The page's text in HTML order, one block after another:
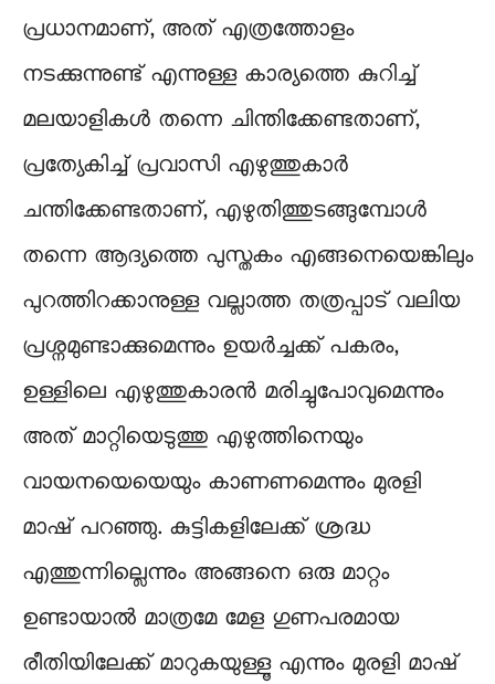
പ്രധാനമാണ്, അത് എത്രത്തോളം
നടക്കുന്നുണ്ട് എന്നുള്ള കാര്യത്തെ കുറിച്ച്
മലയാളികൾ തന്നെ ചിന്തിക്കേണ്ടതാണ്,
പ്രത്യേകിച്ച് പ്രവാസി എഴുത്തുകാർ
ചന്തിക്കേണ്ടതാണ്, എഴുതിത്തുടങ്ങുമ്പോൾ
തന്നെ ആദ്യത്തെ പുസ്തകം എങ്ങനെയെങ്കിലും
പുറത്തിറക്കാനുള്ള വല്ലാത്ത തത്രപ്പാട് വലിയ
പ്രശ്നമുണ്ടാക്കുമെന്നും ഉയർച്ചക്ക് പകരം,
ഉള്ളിലെ എഴുത്തുകാരൻ മരിച്ചുപോവുമെന്നും
അത് മാറ്റിയെടുത്തു എഴുത്തിനെയും
വായനയെയെയും കാണണമെന്നും മുരളി
മാഷ് പറഞ്ഞു. കുട്ടികളിലേക്ക് ശ്രദ്ധ
എത്തുന്നില്ലെന്നും അങ്ങനെ ഒരു മാറ്റം
ഉണ്ടായാൽ മാത്രമേ മേള ഗുണപരമായ
രീതിയിലേക്ക് മാറുകയുള്ളൂ എന്നും മുരളി മാഷ്